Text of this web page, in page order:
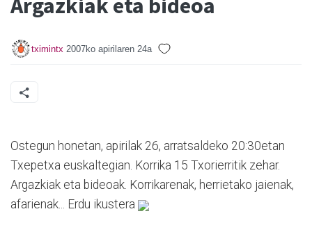
Argazkiak eta bideoa
tximintx 2007ko apirilaren 24a
Ostegun honetan, apirilak 26, arratsaldeko 20:30etan
Txepetxa euskaltegian. Korrika 15 Txorierritik zehar.
Argazkiak eta bideoak. Korrikarenak, herrietako jaienak,
afarienak... Erdu ikustera